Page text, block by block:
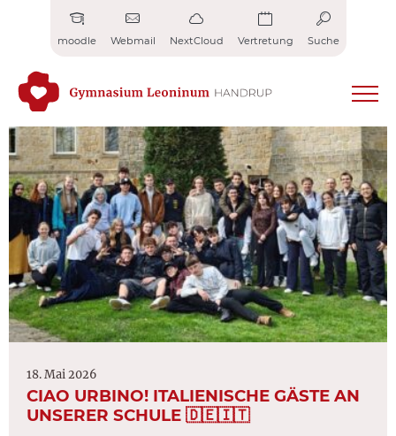
moodle Webmail NextCloud Vertretung Suche
18. Mai 2026
CIAO URBINO! ITALIENISCHE GÄSTE AN
UNSERER SCHULE 🇩🇪🇮🇹